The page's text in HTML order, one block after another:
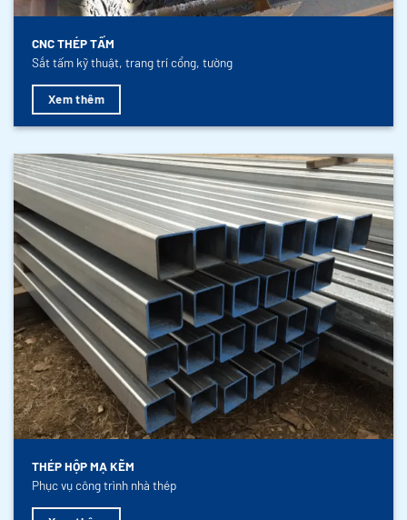
CNC THÉP TẤM
Sắt tấm kỹ thuật, trang trí cổng, tường
Xem thêm
THÉP HỘP MẠ KẼM
Phục vụ công trình nhà thép